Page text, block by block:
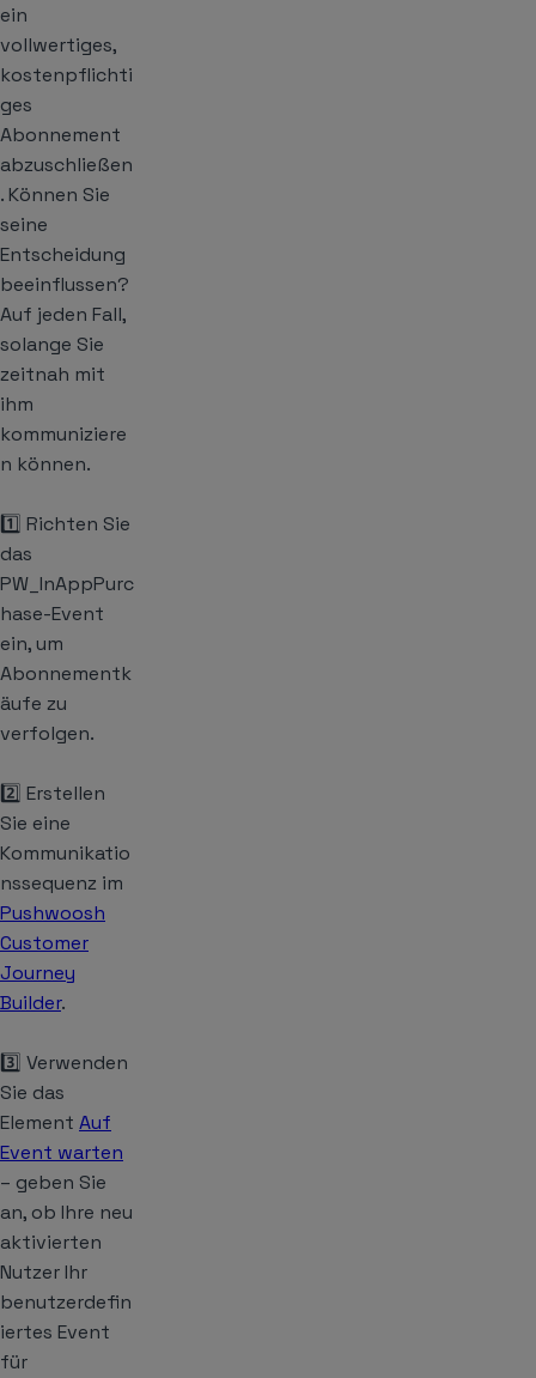
ein
vollwertiges,
kostenpflichti
ges
Abonnement
abzuschließen
. Können Sie
seine
Entscheidung
beeinflussen?
Auf jeden Fall,
solange Sie
zeitnah mit
ihm
kommuniziere
n können.
1️⃣ Richten Sie
das
PW_InAppPurc
hase-Event
ein, um
Abonnementk
äufe zu
verfolgen.
2️⃣ Erstellen
Sie eine
Kommunikatio
nssequenz im
Pushwoosh
Customer
Journey
Builder.
3️⃣ Verwenden
Sie das
Element Auf
Event warten
– geben Sie
an, ob Ihre neu
aktivierten
Nutzer Ihr
benutzerdefin
iertes Event
für